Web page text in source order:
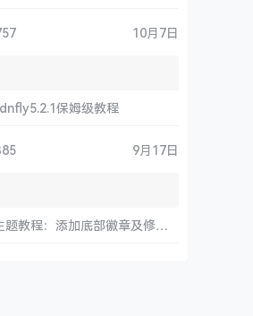
10月7日
保姆级教程
9月17日
程：添加底部徽章及修改链接和运行时间